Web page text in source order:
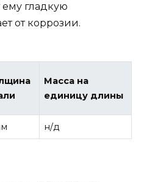
ему гладкую
от коррозии.
Масса на
единицу длины
н/д